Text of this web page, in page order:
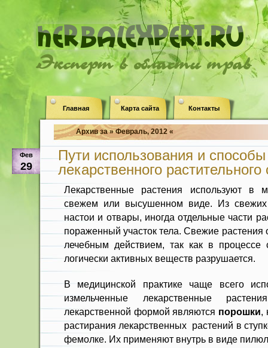
Эксперт в области трав
Главная Карта сайта Контакты
Архив за » Февраль, 2012 «
Фев
29
Пути использования и
лекарственного
Лекарственные растения использу­ют в
свежем или высушенном виде. Из свежих
настои и отвары, иногда отдельные части
пораженный участок тела. Свежие
лечебным действием, так как в
логически активных веществ разруша­ется.
В медицинской практике чаще все­го
измель­ченные лекарственные
лекарственной формой являются порошки,
растирания лекарственных растений в
фемолке. Их применяют внутрь в виде